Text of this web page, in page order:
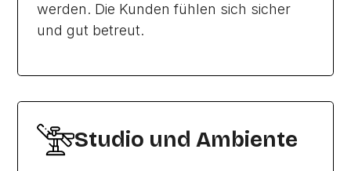
werden. Die Kunden fühlen sich sicher
und gut betreut.
Studio und Ambiente